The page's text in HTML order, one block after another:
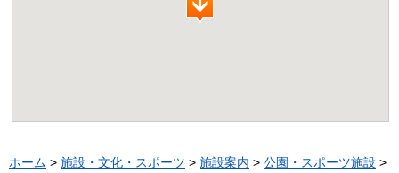
ホーム > 施設・文化・スポーツ > 施設案内 > 公園・スポーツ施設 >